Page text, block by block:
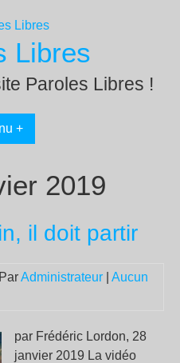
Libres
Paroles Libres !
+
2019
il doit partir
Administrateur
Aucun
par Frédéric Lordon, 28
janvier 2019 La vidéo